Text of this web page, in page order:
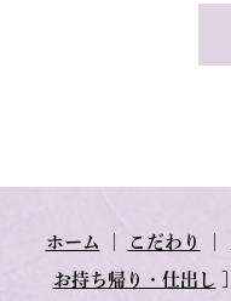
ホーム こだわり
お持ち帰り・仕出し